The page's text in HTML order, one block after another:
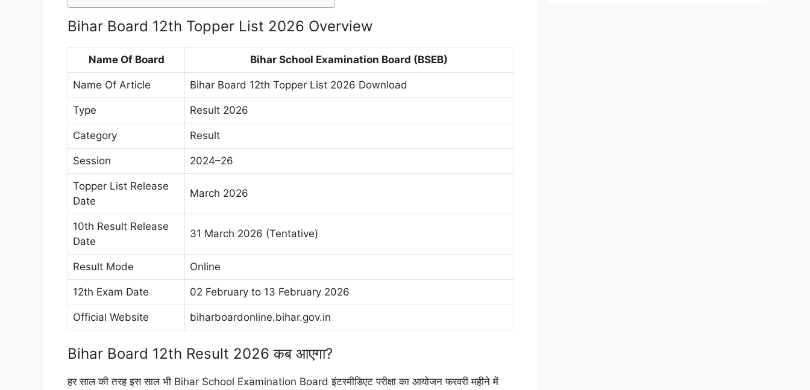
Bihar Board 12th Topper List 2026 Overview
Name Of Board Bihar School Examination Board (BSEB)
Name Of Article Bihar Board 12th Topper List 2026 Download
Type Result 2026
Category Result
Session 2024–26
Topper List Release
Date
March 2026
10th Result Release
Date
31 March 2026 (Tentative)
Result Mode Online
12th Exam Date 02 February to 13 February 2026
Official Website biharboardonline.bihar.gov.in
Bihar Board 12th Result 2026 कब आएगा?
हर साल की तरह इस साल भी Bihar School Examination Board इंटरमीडिएट परीक्षा का आयोजन फरवरी महीने में